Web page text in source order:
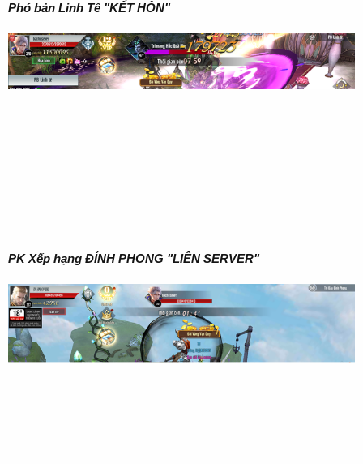
Phó bản Linh Tê "KẾT HÔN"
PK Xếp hạng ĐỈNH PHONG "LIÊN SERVER"